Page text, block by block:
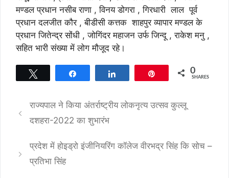
मण्डल प्रधान नसीब राणा , विनय डोगरा , गिरधारी लाल पूर्व
प्रधान दलजीत कौर , बीडीसी कत्तक शाहपुर व्यापार मण्डल के
प्रधान जितेन्द्र सोंधी , जोगिंदर महाजन उर्फ जिन्दू , राकेश मनु ,
सहित भारी संख्या में लोग मौजूद रहे।
0
SHARES
राज्यपाल ने किया अंतर्राष्ट्रीय लोकनृत्य उत्सव कुल्लू
दशहरा-2022 का शुभारंभ
प्रदेश में होइड्रो इंजीनियरिंग कॉलेज वीरभद्र सिंह कि सोच –
प्रतिभा सिंह